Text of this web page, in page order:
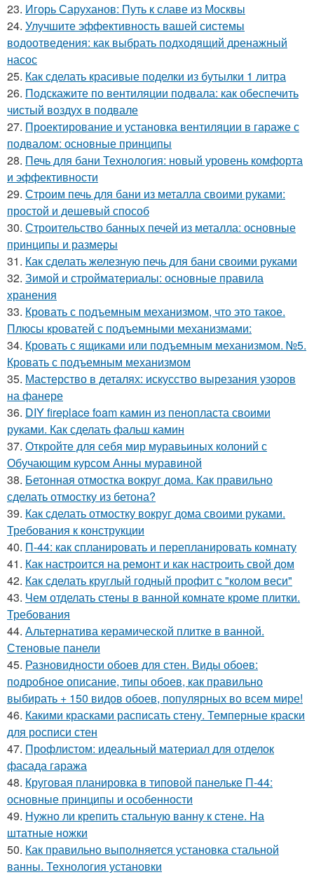
23. Игорь Саруханов: Путь к славе из Москвы
24. Улучшите эффективность вашей системы
водоотведения: как выбрать подходящий дренажный
насос
25. Как сделать красивые поделки из бутылки 1 литра
26. Подскажите по вентиляции подвала: как обеспечить
чистый воздух в подвале
27. Проектирование и установка вентиляции в гараже с
подвалом: основные принципы
28. Печь для бани Технология: новый уровень комфорта
и эффективности
29. Строим печь для бани из металла своими руками:
простой и дешевый способ
30. Строительство банных печей из металла: основные
принципы и размеры
31. Как сделать железную печь для бани своими руками
32. Зимой и стройматериалы: основные правила
хранения
33. Кровать с подъемным механизмом, что это такое.
Плюсы кроватей с подъемными механизмами:
34. Кровать с ящиками или подъемным механизмом. №5.
Кровать с подъемным механизмом
35. Мастерство в деталях: искусство вырезания узоров
на фанере
36. DIY fireplace foam камин из пенопласта своими
руками. Как сделать фальш камин
37. Откройте для себя мир муравьиных колоний с
Обучающим курсом Анны муравиной
38. Бетонная отмостка вокруг дома. Как правильно
сделать отмостку из бетона?
39. Как сделать отмостку вокруг дома своими руками.
Требования к конструкции
40. П-44: как спланировать и перепланировать комнату
41. Как настроится на ремонт и как настроить свой дом
42. Как сделать круглый годный профит с "колом веси"
43. Чем отделать стены в ванной комнате кроме плитки.
Требования
44. Альтернатива керамической плитке в ванной.
Стеновые панели
45. Разновидности обоев для стен. Виды обоев:
подробное описание, типы обоев, как правильно
выбирать + 150 видов обоев, популярных во всем мире!
46. Какими красками расписать стену. Темперные краски
для росписи стен
47. Профлистом: идеальный материал для отделок
фасада гаража
48. Круговая планировка в типовой панельке П-44:
основные принципы и особенности
49. Нужно ли крепить стальную ванну к стене. На
штатные ножки
50. Как правильно выполняется установка стальной
ванны. Технология установки